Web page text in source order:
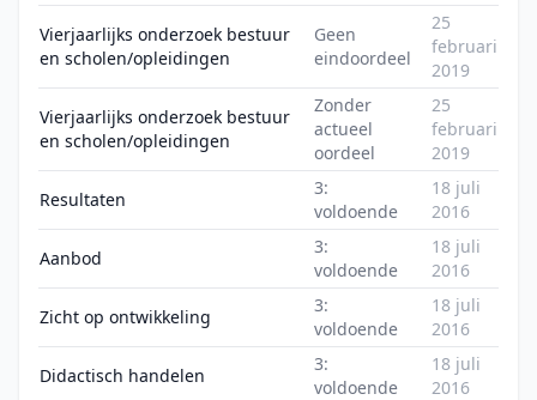
Vierjaarlijks onderzoek bestuur
en scholen/opleidingen
Geen
eindoordeel
25
februari
2019
Vierjaarlijks onderzoek bestuur
en scholen/opleidingen
Zonder
actueel
oordeel
25
februari
2019
Resultaten
3:
voldoende
18 juli
2016
Aanbod
3:
voldoende
18 juli
2016
Zicht op ontwikkeling
3:
voldoende
18 juli
2016
Didactisch handelen
3:
voldoende
18 juli
2016